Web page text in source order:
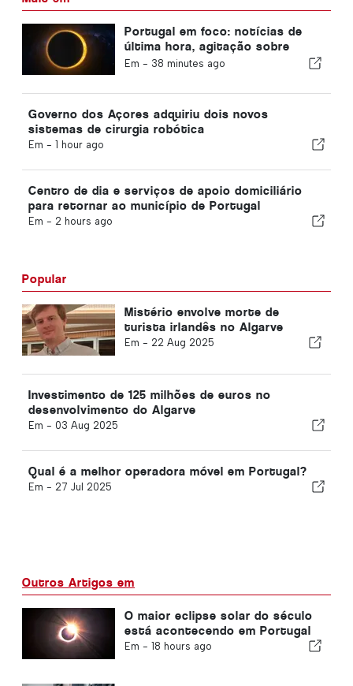
Portugal em foco: notícias de
última hora, agitação sobre
viagens e as principais notícias
Em - 38 minutes ago
Governo dos Açores adquiriu dois novos
sistemas de cirurgia robótica
Em - 1 hour ago
Centro de dia e serviços de apoio domiciliário
para retornar ao município de Portugal
Em - 2 hours ago
Popular
Mistério envolve morte de
turista irlandês no Algarve
Em - 22 Aug 2025
Investimento de 125 milhões de euros no
desenvolvimento do Algarve
Em - 03 Aug 2025
Qual é a melhor operadora móvel em Portugal?
Em - 27 Jul 2025
Outros Artigos em
O maior eclipse solar do século
está acontecendo em Portugal
Em - 18 hours ago